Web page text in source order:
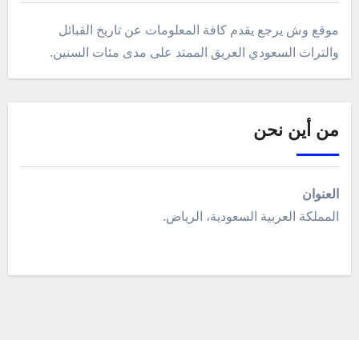
موقع وش يرجع يقدم كافة المعلومات عن تاريخ القبائل
والتراث السعودي العريق الممتد على مدى مئات السنين.
من أين نحن
العنوان
المملكة العربية السعودية، الرياض.